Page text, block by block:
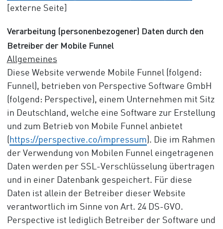
[externe Seite]
Verarbeitung (personenbezogener) Daten durch den
Betreiber der Mobile Funnel
Allgemeines
Diese Website verwende Mobile Funnel (folgend:
Funnel), betrieben von Perspective Software GmbH
(folgend: Perspective), einem Unternehmen mit Sitz
in Deutschland, welche eine Software zur Erstellung
und zum Betrieb von Mobile Funnel anbietet
( https://perspective.co/impressum). Die im Rahmen
der Verwendung von Mobilen Funnel eingetragenen
Daten werden per SSL-Verschlüsselung übertragen
und in einer Datenbank gespeichert. Für diese
Daten ist allein der Betreiber dieser Website
verantwortlich im Sinne von Art. 24 DS-GVO.
Perspective ist lediglich Betreiber der Software und